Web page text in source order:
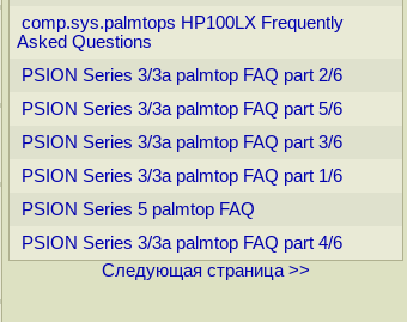
comp.sys.palmtops HP100LX Frequently
Asked Questions
PSION Series 3/3a palmtop FAQ part 2/6
PSION Series 3/3a palmtop FAQ part 5/6
PSION Series 3/3a palmtop FAQ part 3/6
PSION Series 3/3a palmtop FAQ part 1/6
PSION Series 5 palmtop FAQ
PSION Series 3/3a palmtop FAQ part 4/6
Следующая страница >>